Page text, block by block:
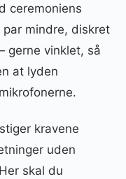
ceremoniens
mindre, diskret
gerne vinklet, så
at lyden
kravene
uden
skal du